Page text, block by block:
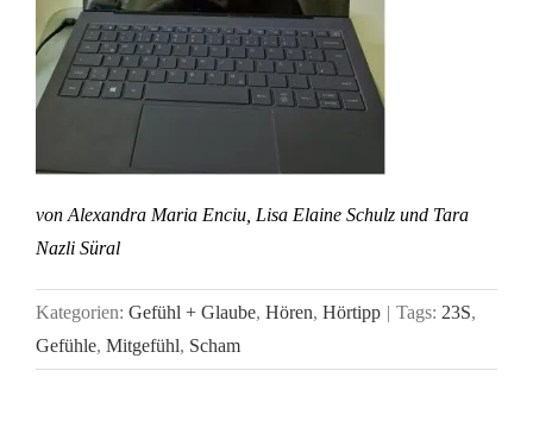
von Alexandra Maria Enciu, Lisa Elaine Schulz und Tara
Nazli Süral
Kategorien: Gefühl + Glaube, Hören, Hörtipp Tags: 23S,
Gefühle, Mitgefühl, Scham